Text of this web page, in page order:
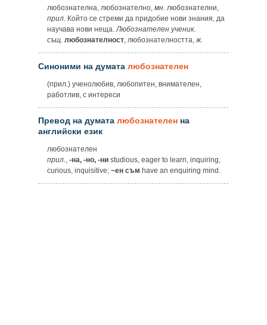
любознателна, любознателно, мн. любознателни,
прил. Който се стреми да придобие нови знания, да
научава нови неща.Любознателен ученик.
същ. любознателност, любознателността,ж.
Синоними на думата любознателен
(прил.) ученолюбив, любопитен, внимателен,
работлив, с интереси
Превод на думата любознателен на
английски език
любознателен
прил., -на, -но, -ни studious, eager to learn, inquiring,
curious, inquisitive; ~ен съм have an enquiring mind.